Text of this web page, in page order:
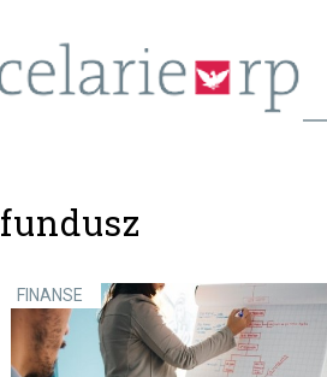
fundusz
FINANSE